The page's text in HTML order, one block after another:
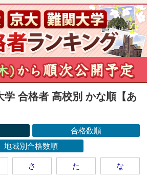
学 合格者 高校別 かな順【あ
合格数順
地域別合格数順
さ た な